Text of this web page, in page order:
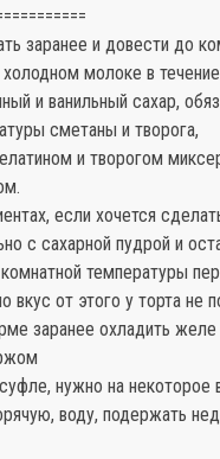
заранее и довести до
молоке в
и ванильный сахар,
сметаны и творога,
и творогом
если хочется
с сахарной пудрой и
температуры
вкус от этого у торта не
заранее охладить
нужно на
воду, подержать